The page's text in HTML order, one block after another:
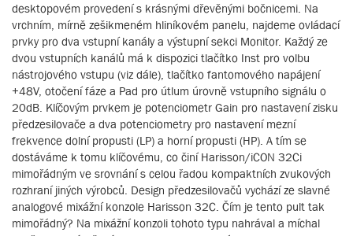
desktopovém provedení s krásnými dřevěnými bočnicemi. Na
vrchním, mírně zešikmeném hliníkovém panelu, najdeme ovládací
prvky pro dva vstupní kanály a výstupní sekci Monitor. Každý ze
dvou vstupních kanálů má k dispozici tlačítko Inst pro volbu
nástrojového vstupu (viz dále), tlačítko fantomového napájení
+48V, otočení fáze a Pad pro útlum úrovně vstupního signálu o
20dB. Klíčovým prvkem je potenciometr Gain pro nastavení zisku
předzesilovače a dva potenciometry pro nastavení mezní
frekvence dolní propusti (LP) a horní propusti (HP). A tím se
dostáváme k tomu klíčovému, co činí Harisson/iCON 32Ci
mimořádným ve srovnání s celou řadou kompaktních zvukových
rozhraní jiných výrobců. Design předzesilovačů vychází ze slavné
analogové mixážní konzole Harisson 32C. Čím je tento pult tak
mimořádný? Na mixážní konzoli tohoto typu nahrával a míchal